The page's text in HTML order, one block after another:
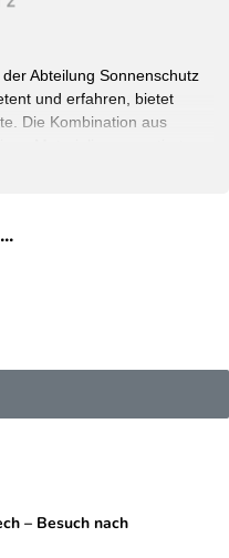
Abteilung Sonnenschutz
und erfahren, bietet
Die Kombination aus
Bauen Sie Ihren Garten,
– Besuch nach